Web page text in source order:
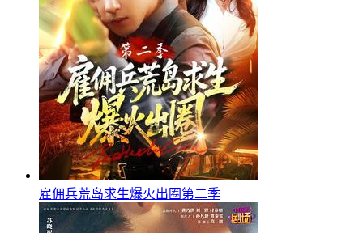
雇佣兵荒岛求生爆火出圈第二季